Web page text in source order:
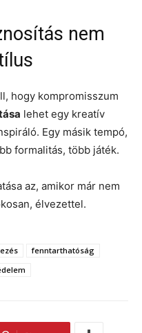
nem
hogy kompromisszum
lehet egy kreatív
Egy másik tempó,
formalitás, több játék.
az, amikor már nem
élvezettel.
fenntarthatóság